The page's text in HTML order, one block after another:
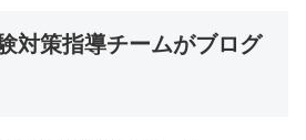
対策指導チームがブログ